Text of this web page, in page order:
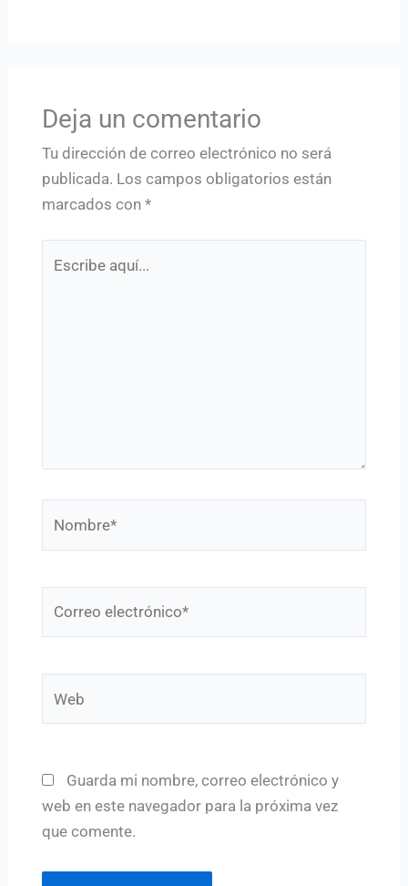
Deja un comentario
Tu dirección de correo electrónico no será
publicada. Los campos obligatorios están
marcados con *
Guarda mi nombre, correo electrónico y
web en este navegador para la próxima vez
que comente.